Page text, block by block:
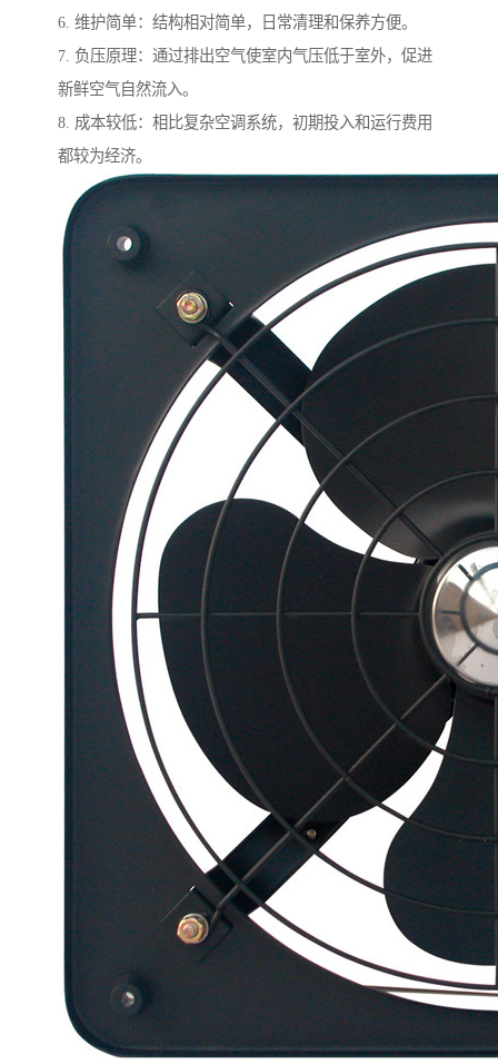
6. 维护简单：结构相对简单，日常清理和保养方便。
7. 负压原理：通过排出空气使室内气压低于室外，促进
新鲜空气自然流入。
8. 成本较低：相比复杂空调系统，初期投入和运行费用
都较为经济。